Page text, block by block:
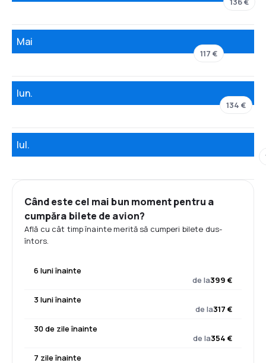
Mai
117 €
Iun.
134 €
Iul.
Când este cel mai bun moment pentru a
cumpăra bilete de avion?
Află cu cât timp înainte merită să cumperi bilete dus-
întors.
6 luni înainte
de la399 €
3 luni înainte
de la317 €
30 de zile înainte
de la354 €
7 zile înainte